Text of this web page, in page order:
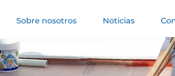
Sobre nosotros Noticias